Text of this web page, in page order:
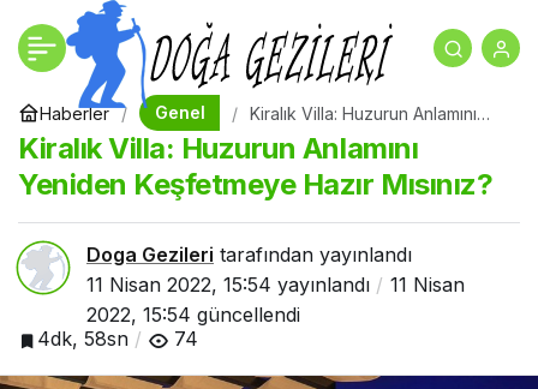
Haberler Genel
Kiralık Villa: Huzurun Anlamını
Yeniden Keşfetmeye Hazır
Mısınız?
Kiralık Villa: Huzurun Anlamını
Yeniden Keşfetmeye Hazır Mısınız?
Doga Gezileri tarafından yayınlandı
11 Nisan 2022, 15:54 yayınlandı
11 Nisan
2022, 15:54 güncellendi
4dk, 58sn
74
Kiralık Villa: Huzurun
Anlamını Yeniden
Keşfetmeye Hazır Mısınız?
+ 0